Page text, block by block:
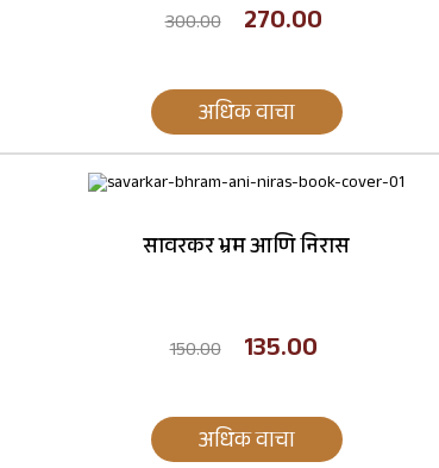
300.00 270.00
अधिक वाचा
सावरकर भ्रम आणि निरास
150.00 135.00
अधिक वाचा